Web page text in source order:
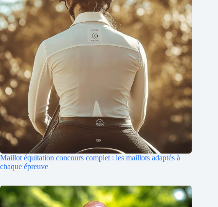
Maillot équitation concours complet : les maillots adaptés à
chaque épreuve